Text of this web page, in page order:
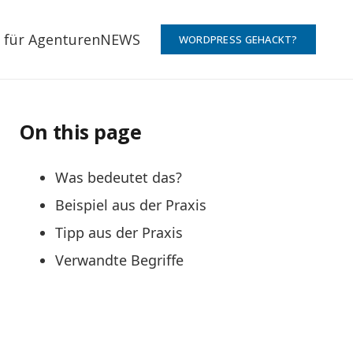
für AgenturenNEWS WORDPRESS GEHACKT?
On this page
Was bedeutet das?
Beispiel aus der Praxis
Tipp aus der Praxis
Verwandte Begriffe